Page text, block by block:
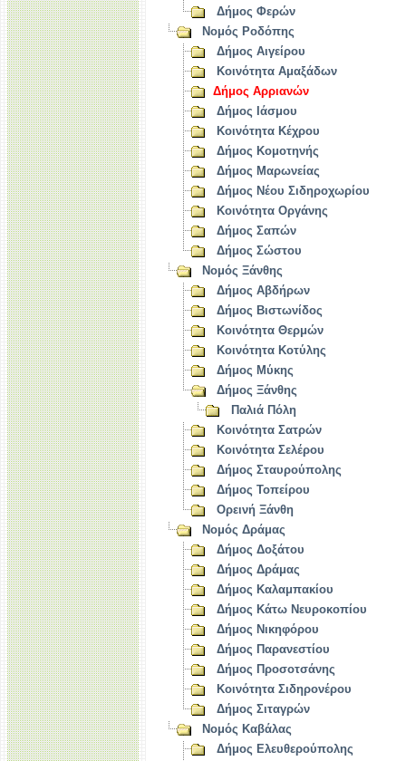
Δήμος Φερών
Νομός Ροδόπης
Δήμος Αιγείρου
Κοινότητα Αμαξάδων
Δήμος Αρριανών
Δήμος Ιάσμου
Κοινότητα Κέχρου
Δήμος Κομοτηνής
Δήμος Μαρωνείας
Δήμος Νέου Σιδηροχωρίου
Κοινότητα Οργάνης
Δήμος Σαπών
Δήμος Σώστου
Νομός Ξάνθης
Δήμος Αβδήρων
Δήμος Βιστωνίδος
Κοινότητα Θερμών
Κοινότητα Κοτύλης
Δήμος Μύκης
Δήμος Ξάνθης
Παλιά Πόλη
Κοινότητα Σατρών
Κοινότητα Σελέρου
Δήμος Σταυρούπολης
Δήμος Τοπείρου
Ορεινή Ξάνθη
Νομός Δράμας
Δήμος Δοξάτου
Δήμος Δράμας
Δήμος Καλαμπακίου
Δήμος Κάτω Νευροκοπίου
Δήμος Νικηφόρου
Δήμος Παρανεστίου
Δήμος Προσοτσάνης
Κοινότητα Σιδηρονέρου
Δήμος Σιταγρών
Νομός Καβάλας
Δήμος Ελευθερούπολης